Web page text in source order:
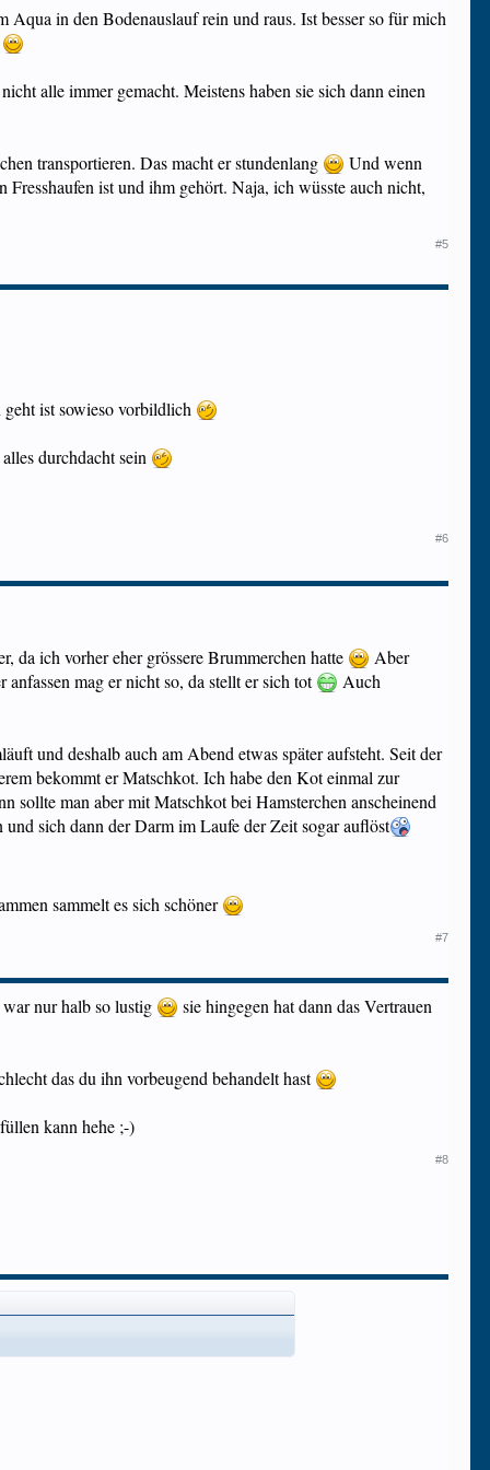
in den Bodenauslauf rein und raus. Ist besser so für mich
alle immer gemacht. Meistens haben sie sich dann einen
transportieren. Das macht er stundenlang
Und wenn
Fresshaufen ist und ihm gehört. Naja, ich wüsste auch nicht,
#5
ist sowieso vorbildlich
durchdacht sein
#6
da ich vorher eher grössere Brummerchen hatte
Aber
mag er nicht so, da stellt er sich tot
Auch
und deshalb auch am Abend etwas später aufsteht. Seit der
bekommt er Matschkot. Ich habe den Kot einmal zur
sollte man aber mit Matschkot bei Hamsterchen anscheinend
sich dann der Darm im Laufe der Zeit sogar auflöst
sammelt es sich schöner
#7
nur halb so lustig sie hingegen hat dann das Vertrauen
das du ihn vorbeugend behandelt hast
kann hehe ;-)
#8